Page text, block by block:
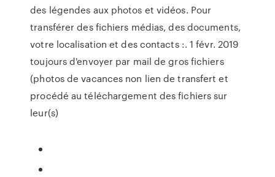
des légendes aux photos et vidéos. Pour
transférer des fichiers médias, des documents,
votre localisation et des contacts :. 1 févr. 2019
toujours d'envoyer par mail de gros fichiers
(photos de vacances non lien de transfert et
procédé au téléchargement des fichiers sur
leur(s)